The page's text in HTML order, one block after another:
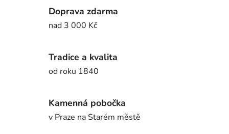
Doprava zdarma
nad 3 000 Kč
Tradice a kvalita
od roku 1840
Kamenná pobočka
v Praze na Starém městě